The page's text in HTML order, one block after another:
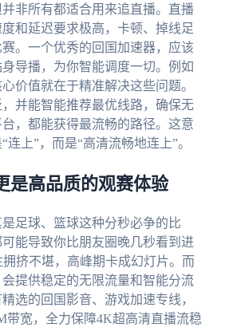
非所有都适合用来追直播。直播
和延迟要求极高，卡顿、掉线足
。一个优秀的回国加速器，应该
导播，为你智能调度一切。例如
价值就在于精准解决这些问题。
并能智能推荐最优线路，确保无
，都能获得最流畅的路径。这意
连上”，而是“高清流畅地连上”。
是高品质的观赛体验
足球、篮球这种分秒必争的比
能导致你比朋友圈晚几秒看到进
挤不堪，高峰期卡成幻灯片。而
提供稳定的无限流量和智能分流
选的回国影音、游戏加速专线，
带宽，全力保障4K超高清直播流稳